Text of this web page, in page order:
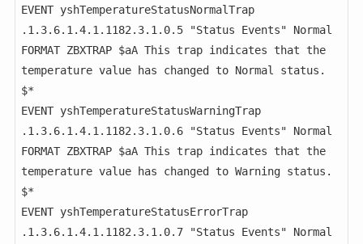
EVENT yshTemperatureStatusNormalTrap
.1.3.6.1.4.1.1182.3.1.0.5 "Status Events" Normal
FORMAT ZBXTRAP $aA This trap indicates that the
temperature value has changed to Normal status.
$*
EVENT yshTemperatureStatusWarningTrap
.1.3.6.1.4.1.1182.3.1.0.6 "Status Events" Normal
FORMAT ZBXTRAP $aA This trap indicates that the
temperature value has changed to Warning status.
$*
EVENT yshTemperatureStatusErrorTrap
.1.3.6.1.4.1.1182.3.1.0.7 "Status Events" Normal